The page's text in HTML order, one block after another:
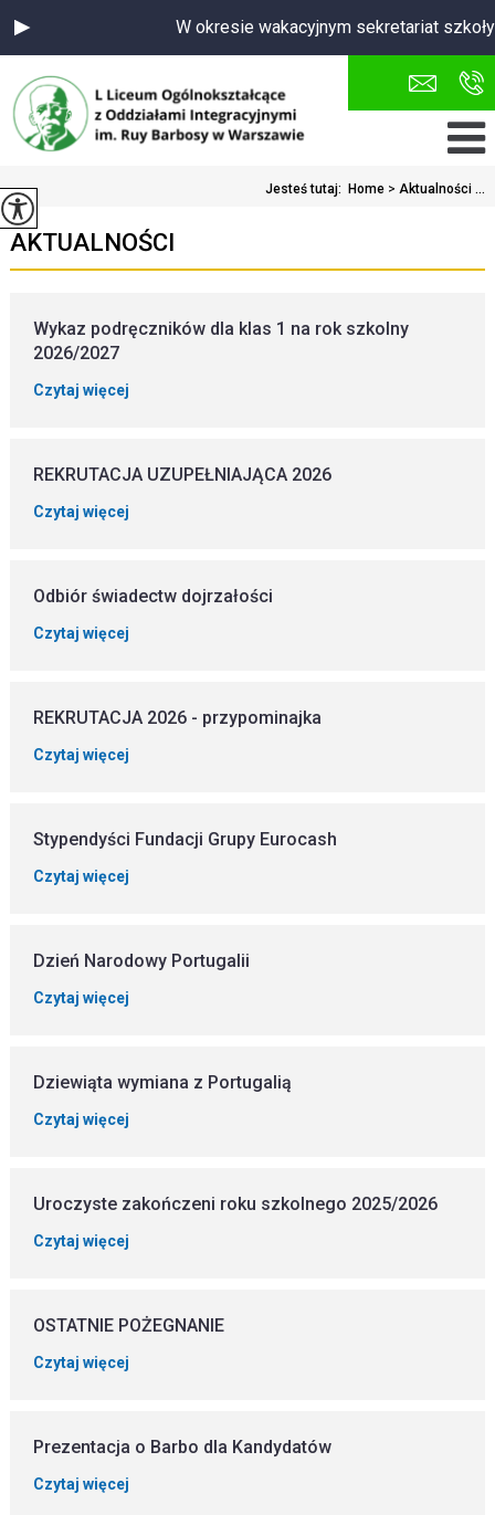
W okresie wakacyjnym sekretariat szkoły
Jesteś tutaj: Home > Aktualności ...
AKTUALNOŚCI
Wykaz podręczników dla klas 1 na rok szkolny
2026/2027
Czytaj więcej
REKRUTACJA UZUPEŁNIAJĄCA 2026
Czytaj więcej
Odbiór świadectw dojrzałości
Czytaj więcej
REKRUTACJA 2026 - przypominajka
Czytaj więcej
Stypendyści Fundacji Grupy Eurocash
Czytaj więcej
Dzień Narodowy Portugalii
Czytaj więcej
Dziewiąta wymiana z Portugalią
Czytaj więcej
Uroczyste zakończeni roku szkolnego 2025/2026
Czytaj więcej
OSTATNIE POŻEGNANIE
Czytaj więcej
Prezentacja o Barbo dla Kandydatów
Czytaj więcej